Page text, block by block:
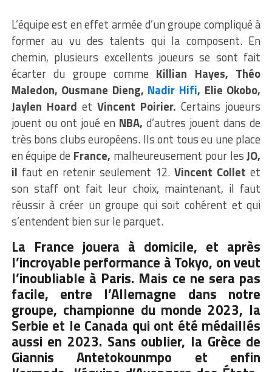
L’équipe est en effet armée d’un groupe compliqué à
former au vu des talents qui la composent. En
chemin, plusieurs excellents joueurs se sont fait
écarter du groupe comme Killian Hayes, Théo
Maledon, Ousmane Dieng, Nadir Hifi, Elie Okobo,
Jaylen Hoard et Vincent Poirier.Certains joueurs
jouent ou ont joué en NBA, d’autres jouent dans de
très bons clubs européens. Ils ont tous eu une place
en équipe de France, malheureusement pour lesJO,
il faut en retenir seulement 12.Vincent Collet et
son staff ont fait leur choix, maintenant, il faut
réussir à créer un groupe qui soit cohérent et qui
s’entendent bien sur le parquet.
La France jouera à domicile, et après
l’incroyable performance à Tokyo, on veut
l’inoubliable à Paris. Mais ce ne sera pas
facile, entre l’Allemagne dans notre
groupe, championne du monde 2023, la
Serbie et le Canada qui ont été médaillés
aussi en 2023. Sans oublier, la Grèce de
Giannis Antetokounmpo et enfin